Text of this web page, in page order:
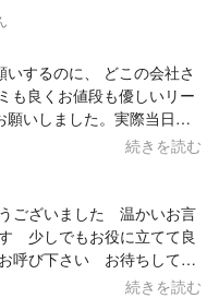
するのに、 どこの会社さ
も良くお値段も優しいリー
いしました。実際当日に
き、エアコン清掃前に丁寧
わり、とても涼しく快適
しい店長さんで、次回も必
んにお願いしたいです。 知
んを探しているので、紹
がとうございました。
続きを読む
ございました 温かいお言
少しでもお役に立てて良
呼び下さい お待ちしてい
続きを読む